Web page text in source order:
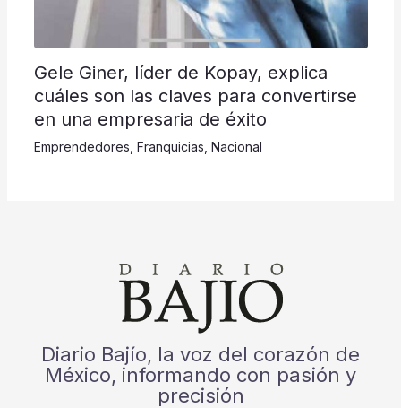
Gele Giner, líder de Kopay, explica
cuáles son las claves para convertirse
en una empresaria de éxito
Emprendedores Franquicias Nacional
Diario Bajío, la voz del corazón de
México, informando con pasión y
precisión